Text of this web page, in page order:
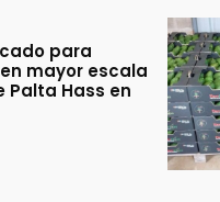
para
mayor escala
Palta Hass en